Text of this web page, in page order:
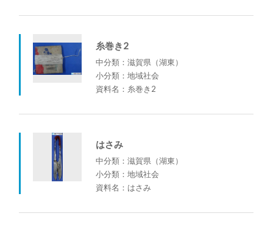
糸巻き2
中分類：滋賀県（湖東）
小分類：地域社会
資料名：糸巻き2
はさみ
中分類：滋賀県（湖東）
小分類：地域社会
資料名：はさみ